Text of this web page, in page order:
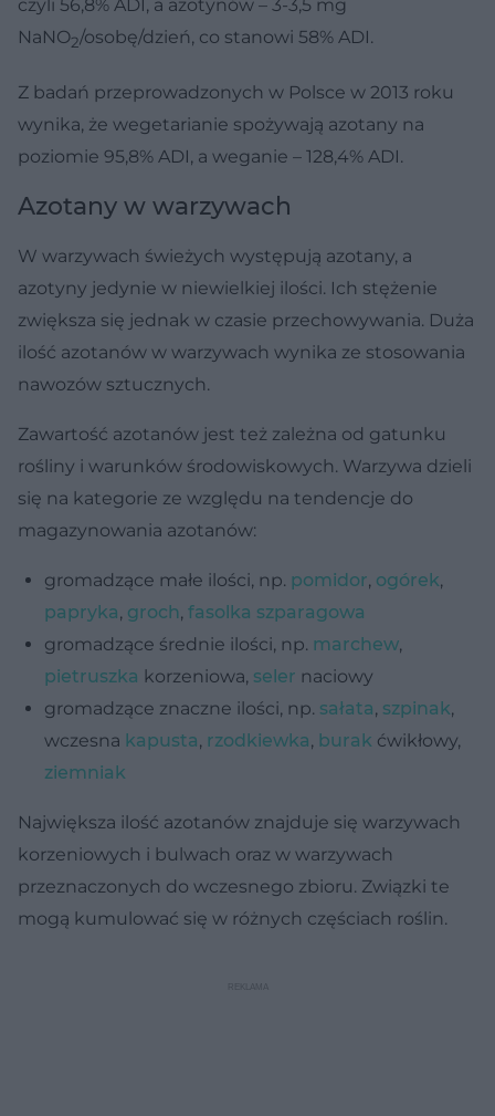
czyli 56,8% ADI, a azotynów – 3-3,5 mg
NaNO2/osobę/dzień, co stanowi 58% ADI.
Z badań przeprowadzonych w Polsce w 2013 roku
wynika, że wegetarianie spożywają azotany na
poziomie 95,8% ADI, a weganie – 128,4% ADI.
Azotany w warzywach
W warzywach świeżych występują azotany, a
azotyny jedynie w niewielkiej ilości. Ich stężenie
zwiększa się jednak w czasie przechowywania. Duża
ilość azotanów w warzywach wynika ze stosowania
nawozów sztucznych.
Zawartość azotanów jest też zależna od gatunku
rośliny i warunków środowiskowych. Warzywa dzieli
się na kategorie ze względu na tendencje do
magazynowania azotanów:
gromadzące małe ilości, np. pomidor, ogórek,
papryka, groch, fasolka szparagowa
gromadzące średnie ilości, np. marchew,
pietruszka korzeniowa, seler naciowy
gromadzące znaczne ilości, np. sałata, szpinak,
wczesna kapusta, rzodkiewka, burak ćwikłowy,
ziemniak
Największa ilość azotanów znajduje się warzywach
korzeniowych i bulwach oraz w warzywach
przeznaczonych do wczesnego zbioru. Związki te
mogą kumulować się w różnych częściach roślin.